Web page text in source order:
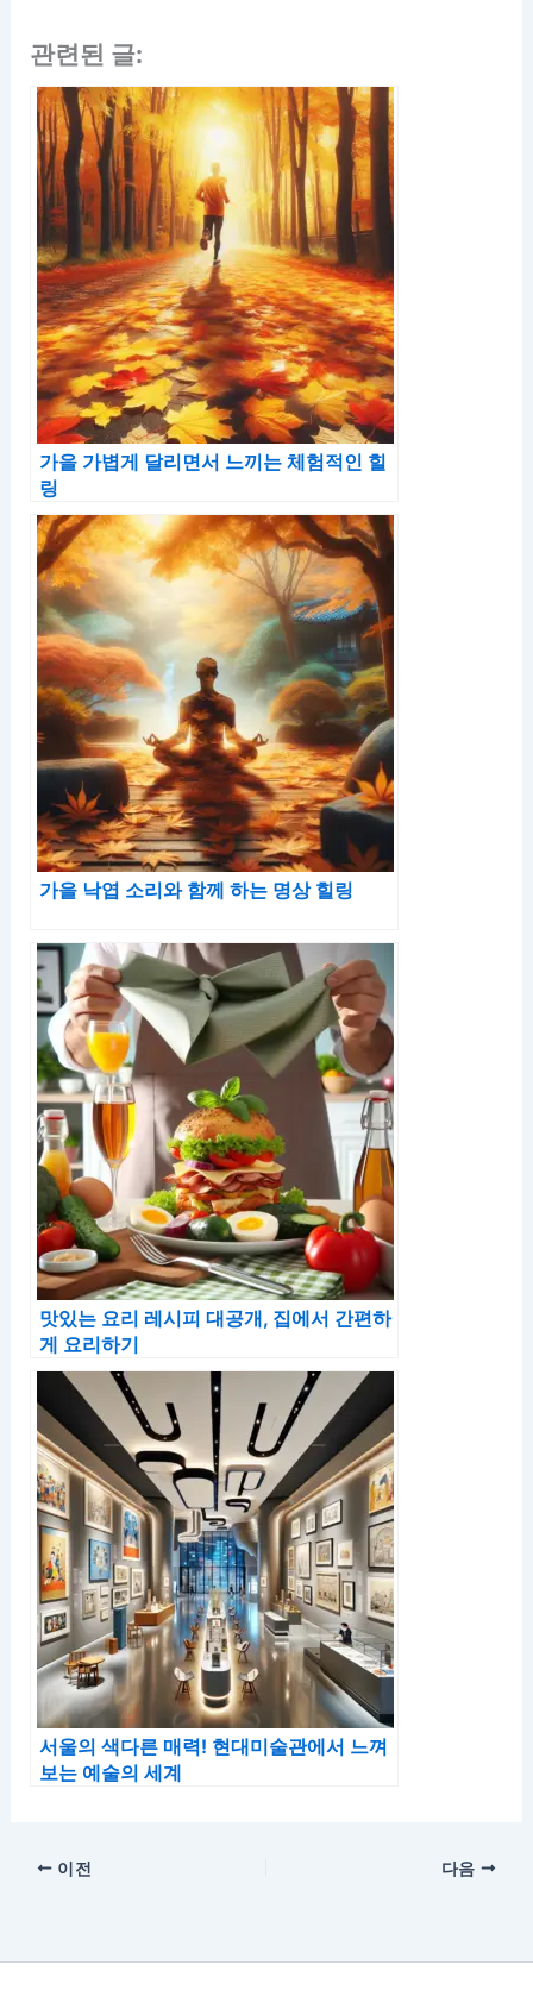
관련된 글:
가을 가볍게 달리면서 느끼는 체험적인 힐
링
가을 낙엽 소리와 함께 하는 명상 힐링
맛있는 요리 레시피 대공개, 집에서 간편하
게 요리하기
서울의 색다른 매력! 현대미술관에서 느껴
보는 예술의 세계
이전 다음